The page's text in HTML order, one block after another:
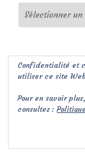
Confidentialité et
utiliser ce site
Pour en savoir
consultez :